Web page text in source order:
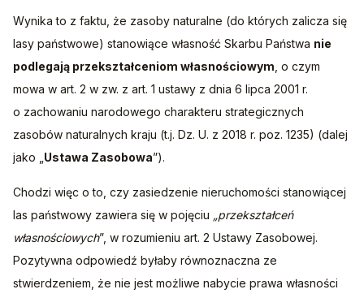
Wynika to z faktu, że zasoby naturalne (do których zalicza się
lasy państwowe) stanowiące własność Skarbu Państwa nie
podlegają przekształceniom własnościowym , o czym
mowa w art. 2 w zw. z art. 1 ustawy z dnia 6 lipca 2001 r.
o zachowaniu narodowego charakteru strategicznych
zasobów naturalnych kraju (t.j. Dz. U. z 2018 r. poz. 1235) (dalej
jako „ Ustawa Zasobowa”).
Chodzi więc o to, czy zasiedzenie nieruchomości stanowiącej
las państwowy zawiera się w pojęciu „przekształceń
własnościowych”, w rozumieniu art. 2 Ustawy Zasobowej.
Pozytywna odpowiedź byłaby równoznaczna ze
stwierdzeniem, że nie jest możliwe nabycie prawa własności